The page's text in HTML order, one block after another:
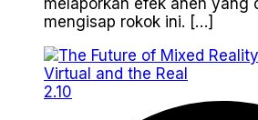
melaporkan efek aneh yang
mengisap rokok ini. […]
2.10